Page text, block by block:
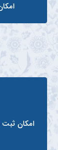
امکان